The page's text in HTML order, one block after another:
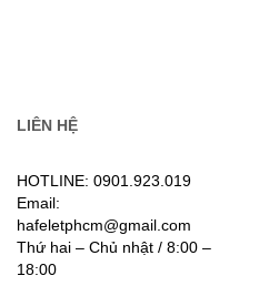
LIÊN HỆ
HOTLINE: 0901.923.019
Email:
hafeletphcm@gmail.com
Thứ hai – Chủ nhật / 8:00 –
18:00